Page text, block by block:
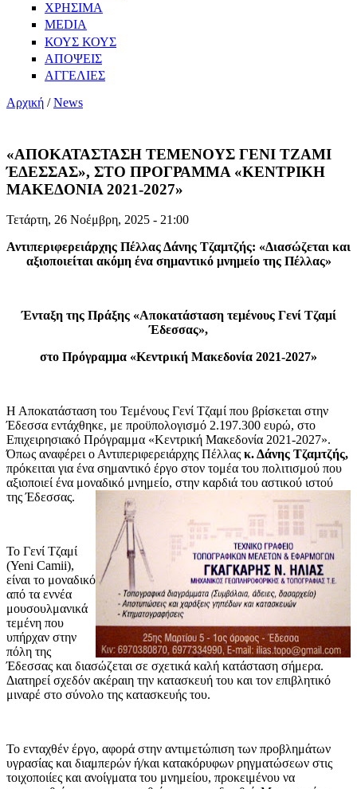
ΧΡΗΣΙΜΑ
MEDIA
ΚΟΥΣ ΚΟΥΣ
ΑΠΟΨΕΙΣ
ΑΓΓΕΛΙΕΣ
Αρχική /News
«ΑΠΟΚΑΤΑΣΤΑΣΗ ΤΕΜΕΝΟΥΣ ΓΕΝΙ ΤΖΑΜΙ
ΈΔΕΣΣΑΣ», ΣΤΟ ΠΡΟΓΡΑΜΜΑ «ΚΕΝΤΡΙΚΗ
ΜΑΚΕΔΟΝΙΑ 2021-2027»
Τετάρτη, 26 Νοέμβρη, 2025 - 21:00
Αντιπεριφερειάρχης Πέλλας Δάνης Τζαμτζής: «Διασώζεται και
αξιοποιείται ακόμη ένα σημαντικό μνημείο της Πέλλας»
Ένταξη της Πράξης «Αποκατάσταση τεμένους Γενί Τζαμί
Έδεσσας»,
στο Πρόγραμμα «Κεντρική Μακεδονία 2021-2027»
Η Αποκατάσταση του Τεμένους Γενί Τζαμί που βρίσκεται στην
Έδεσσα εντάχθηκε, με προϋπολογισμό 2.197.300 ευρώ, στο
Επιχειρησιακό Πρόγραμμα «Κεντρική Μακεδονία 2021-2027».
Όπως αναφέρει ο Αντιπεριφερειάρχης Πέλλας κ. Δάνης Τζαμτζής,
πρόκειται για ένα σημαντικό έργο στον τομέα του πολιτισμού που
αξιοποιεί ένα μοναδικό μνημείο, στην καρδιά του αστικού ιστού
της Έδεσσας.
Το Γενί Τζαμί
(Yeni Camii),
είναι το μοναδικό
από τα εννέα
μουσουλμανικά
τεμένη που
υπήρχαν στην
πόλη της
Έδεσσας και διασώζεται σε σχετικά καλή κατάσταση σήμερα.
Διατηρεί σχεδόν ακέραιη την κατασκευή του και τον επιβλητικό
μιναρέ στο σύνολο της κατασκευής του.
Το ενταχθέν έργο, αφορά στην αντιμετώπιση των προβλημάτων
υγρασίας και διαμπερών ή/και κατακόρυφων ρηγματώσεων στις
τοιχοποιίες και ανοίγματα του μνημείου, προκειμένου να